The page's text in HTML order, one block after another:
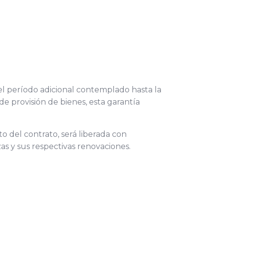
período adicional contemplado hasta la
provisión de bienes, esta garantía
del contrato, será liberada con
y sus respectivas renovaciones.